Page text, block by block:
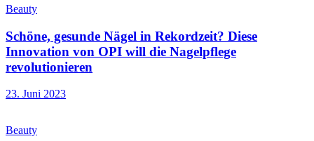
Beauty
Schöne, gesunde Nägel in Rekordzeit? Diese
Innovation von OPI will die Nagelpflege
revolutionieren
23. Juni 2023
Beauty